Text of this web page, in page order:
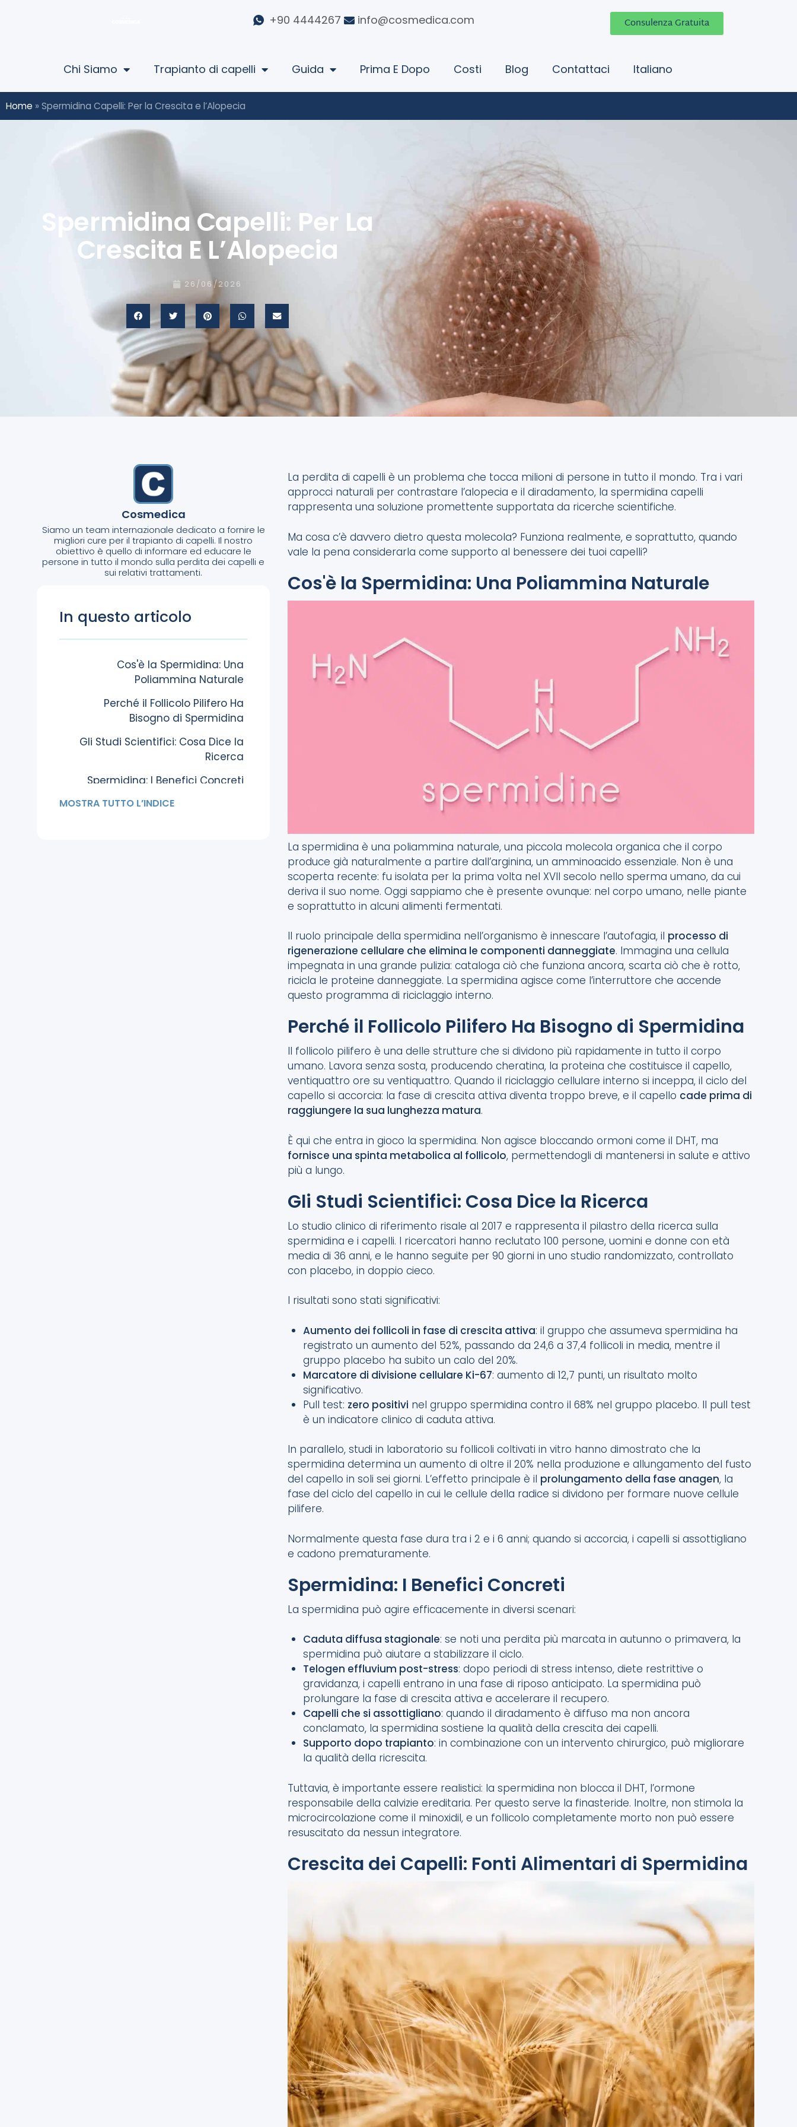
+90 4444267 info@cosmedica.com Consulenza Gratuita
Chi Siamo Trapianto di capelli Guida Prima E Dopo Costi Blog Contattaci Italiano
Home » Spermidina Capelli: Per la Crescita e l’Alopecia
Spermidina Capelli: Per La
Crescita E L’Alopecia
26/06/2026
Cosmedica
Siamo un team internazionale dedicato a fornire le
migliori cure per il trapianto di capelli. Il nostro
obiettivo è quello di informare ed educare le
persone in tutto il mondo sulla perdita dei capelli e
sui relativi trattamenti.
In questo articolo
Cos'è la Spermidina: Una
Poliammina Naturale
Perché il Follicolo Pilifero Ha
Bisogno di Spermidina
Gli Studi Scientifici: Cosa Dice la
Ricerca
Spermidina: I Benefici Concreti
Crescita dei Capelli: Fonti
MOSTRA TUTTO L’INDICE
La perdita di capelli è un problema che tocca milioni di persone in tutto il mondo. Tra i vari
approcci naturali per contrastare l’alopecia e il diradamento, la spermidina capelli
rappresenta una soluzione promettente supportata da ricerche scientifiche.
Ma cosa c’è davvero dietro questa molecola? Funziona realmente, e soprattutto, quando
vale la pena considerarla come supporto al benessere dei tuoi capelli?
Cos'è la Spermidina: Una Poliammina Naturale
La spermidina è una poliammina naturale, una piccola molecola organica che il corpo
produce già naturalmente a partire dall’arginina, un amminoacido essenziale. Non è una
scoperta recente: fu isolata per la prima volta nel XVII secolo nello sperma umano, da cui
deriva il suo nome. Oggi sappiamo che è presente ovunque: nel corpo umano, nelle piante
e soprattutto in alcuni alimenti fermentati.
Il ruolo principale della spermidina nell’organismo è innescare l’autofagia, il processo di
rigenerazione cellulare che elimina le componenti danneggiate. Immagina una cellula
impegnata in una grande pulizia: cataloga ciò che funziona ancora, scarta ciò che è rotto,
ricicla le proteine danneggiate. La spermidina agisce come l’interruttore che accende
questo programma di riciclaggio interno.
Perché il Follicolo Pilifero Ha Bisogno di Spermidina
Il follicolo pilifero è una delle strutture che si dividono più rapidamente in tutto il corpo
umano. Lavora senza sosta, producendo cheratina, la proteina che costituisce il capello,
ventiquattro ore su ventiquattro. Quando il riciclaggio cellulare interno si inceppa, il ciclo del
capello si accorcia: la fase di crescita attiva diventa troppo breve, e il capello cade prima di
raggiungere la sua lunghezza matura.
È qui che entra in gioco la spermidina. Non agisce bloccando ormoni come il DHT, ma
fornisce una spinta metabolica al follicolo, permettendogli di mantenersi in salute e attivo
più a lungo.
Gli Studi Scientifici: Cosa Dice la Ricerca
Lo studio clinico di riferimento risale al 2017 e rappresenta il pilastro della ricerca sulla
spermidina e i capelli. I ricercatori hanno reclutato 100 persone, uomini e donne con età
media di 36 anni, e le hanno seguite per 90 giorni in uno studio randomizzato, controllato
con placebo, in doppio cieco.
I risultati sono stati significativi:
Aumento dei follicoli in fase di crescita attiva: il gruppo che assumeva spermidina ha
registrato un aumento del 52%, passando da 24,6 a 37,4 follicoli in media, mentre il
gruppo placebo ha subito un calo del 20%.
Marcatore di divisione cellulare Ki-67: aumento di 12,7 punti, un risultato molto
significativo.
Pull test: zero positivi nel gruppo spermidina contro il 68% nel gruppo placebo. Il pull test
è un indicatore clinico di caduta attiva.
In parallelo, studi in laboratorio su follicoli coltivati in vitro hanno dimostrato che la
spermidina determina un aumento di oltre il 20% nella produzione e allungamento del fusto
del capello in soli sei giorni. L’effetto principale è il prolungamento della fase anagen, la
fase del ciclo del capello in cui le cellule della radice si dividono per formare nuove cellule
pilifere.
Normalmente questa fase dura tra i 2 e i 6 anni; quando si accorcia, i capelli si assottigliano
e cadono prematuramente.
Spermidina: I Benefici Concreti
La spermidina può agire efficacemente in diversi scenari:
Caduta diffusa stagionale: se noti una perdita più marcata in autunno o primavera, la
spermidina può aiutare a stabilizzare il ciclo.
Telogen effluvium post-stress: dopo periodi di stress intenso, diete restrittive o
gravidanza, i capelli entrano in una fase di riposo anticipato. La spermidina può
prolungare la fase di crescita attiva e accelerare il recupero.
Capelli che si assottigliano: quando il diradamento è diffuso ma non ancora
conclamato, la spermidina sostiene la qualità della crescita dei capelli.
Supporto dopo trapianto: in combinazione con un intervento chirurgico, può migliorare
la qualità della ricrescita.
Tuttavia, è importante essere realistici: la spermidina non blocca il DHT, l’ormone
responsabile della calvizie ereditaria. Per questo serve la finasteride. Inoltre, non stimola la
microcircolazione come il minoxidil, e un follicolo completamente morto non può essere
resuscitato da nessun integratore.
Crescita dei Capelli: Fonti Alimentari di Spermidina